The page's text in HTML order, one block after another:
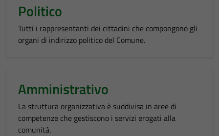
Politico
Tutti i rappresentanti dei cittadini che compongono gli
organi di indirizzo politico del Comune.
Amministrativo
La struttura organizzativa è suddivisa in aree di
competenze che gestiscono i servizi erogati alla
comunità.